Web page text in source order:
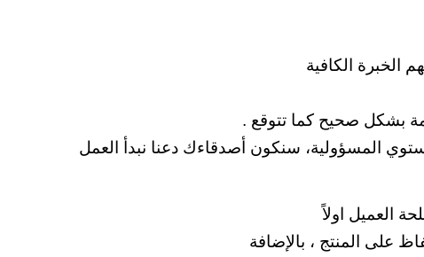
الخبرة الكافية
بشكل صحيح كما تتوقع .
المسؤولية، سنكون أصدقاءك دعنا نبدأ العمل
العميل اولاً
على المنتج ، بالإضافة